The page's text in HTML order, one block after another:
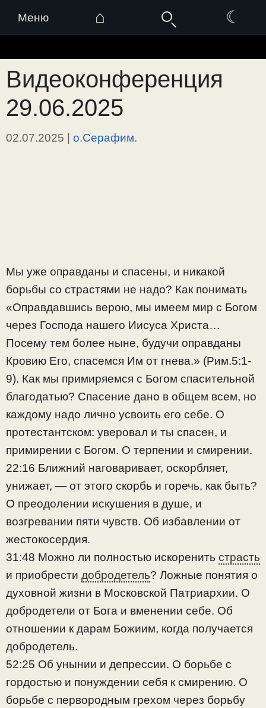
Меню ⌂ ☾
к
содержимому
Видеоконференция
29.06.2025
02.07.2025 | о.Серафим.
Мы уже оправданы и спасены, и никакой
борьбы со страстями не надо? Как понимать
«Оправдавшись верою, мы имеем мир с Богом
через Господа нашего Иисуса Христа…
Посему тем более ныне, будучи оправданы
Кровию Его, спасемся Им от гнева.» (Рим.5:1-
9). Как мы примиряемся с Богом спасительной
благодатью? Спасение дано в общем всем, но
каждому надо лично усвоить его себе. О
протестантском: уверовал и ты спасен, и
примирении с Богом. О терпении и смирении.
22:16 Ближний наговаривает, оскорбляет,
унижает, — от этого скорбь и горечь, как быть?
О преодолении искушения в душе, и
возгревании пяти чувств. Об избавлении от
жестокосердия.
31:48 Можно ли полностью искоренить страсть
и приобрести добродетель? Ложные понятия о
духовной жизни в Московской Патриархии. О
добродетели от Бога и вменении себе. Об
отношении к дарам Божиим, когда получается
добродетель.
52:25 Об унынии и депрессии. О борьбе с
гордостью и понуждении себя к смирению. О
борьбе с первородным грехом через борьбу